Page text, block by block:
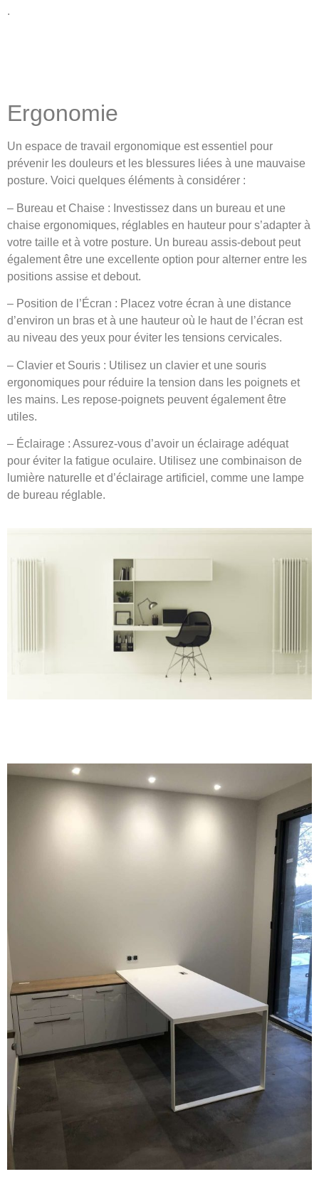
.
Ergonomie
Un espace de travail ergonomique est essentiel pour
prévenir les douleurs et les blessures liées à une mauvaise
posture. Voici quelques éléments à considérer :
– Bureau et Chaise : Investissez dans un bureau et une
chaise ergonomiques, réglables en hauteur pour s’adapter à
votre taille et à votre posture. Un bureau assis-debout peut
également être une excellente option pour alterner entre les
positions assise et debout.
– Position de l’Écran : Placez votre écran à une distance
d’environ un bras et à une hauteur où le haut de l’écran est
au niveau des yeux pour éviter les tensions cervicales.
– Clavier et Souris : Utilisez un clavier et une souris
ergonomiques pour réduire la tension dans les poignets et
les mains. Les repose-poignets peuvent également être
utiles.
– Éclairage : Assurez-vous d’avoir un éclairage adéquat
pour éviter la fatigue oculaire. Utilisez une combinaison de
lumière naturelle et d’éclairage artificiel, comme une lampe
de bureau réglable.